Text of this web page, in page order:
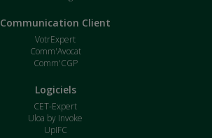
Communication Client
VotrExpert
Comm'Avocat
Comm'CGP
Logiciels
CET-Expert
Uloa by Invoke
UpIFC